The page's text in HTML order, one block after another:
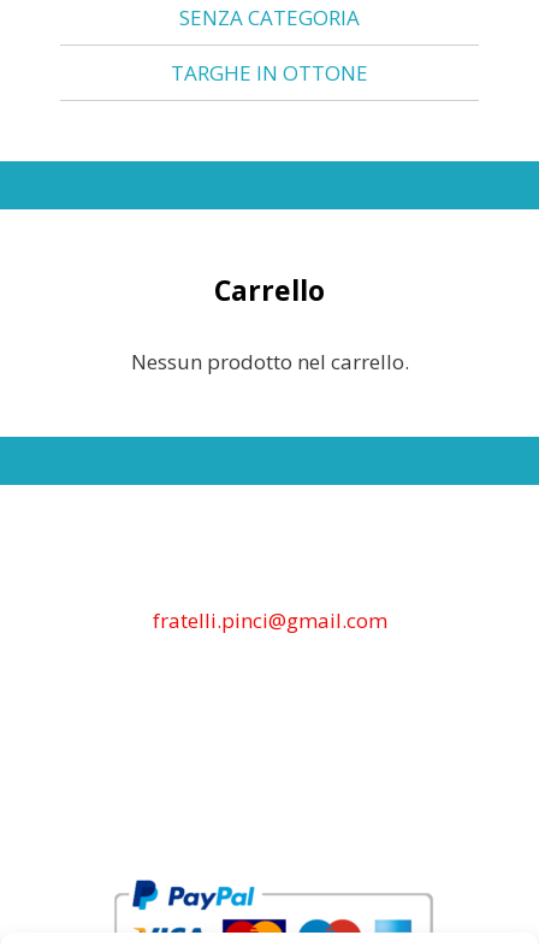
SENZA CATEGORIA
TARGHE IN OTTONE
Carrello
Nessun prodotto nel carrello.
fratelli.pinci@gmail.com